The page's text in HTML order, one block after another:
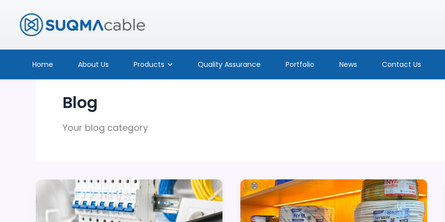
content
Home About Us Products Quality Assurance Portfolio News Contact Us
Blog
Your blog category